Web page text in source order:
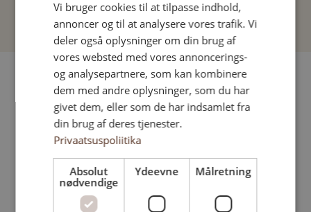
ENGLISH
DANISH
GERMAN
SPANISH
FRENCH
LITHUANIAN
NORWEGIAN
Vi bruger cookies til at tilpasse indhold,
annoncer og til at analysere vores trafik. Vi
deler også oplysninger om din brug af
vores websted med vores annoncerings-
og analysepartnere, som kan kombinere
dem med andre oplysninger, som du har
givet dem, eller som de har indsamlet fra
din brug af deres tjenester.
Privaatsuspoliitika
Absolut
nødvendige
Ydeevne Målretning